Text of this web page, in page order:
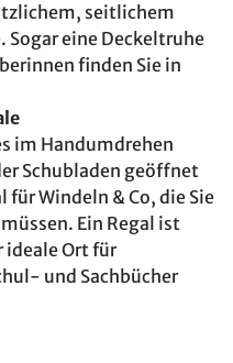
seitlichem
Sogar eine Deckeltruhe
finden Sie in
im Handumdrehen
Schubladen geöffnet
für Windeln & Co, die Sie
Ein Regal ist
Ort für
und Sachbücher